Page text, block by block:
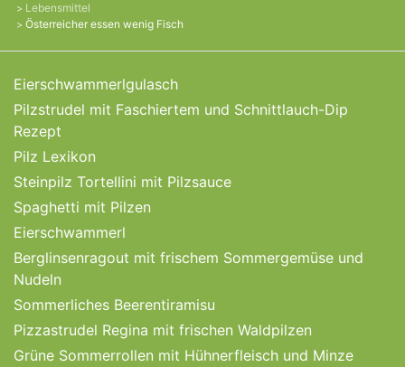
Lebensmittel
Österreicher essen wenig Fisch
Eierschwammerlgulasch
Pilzstrudel mit Faschiertem und Schnittlauch-Dip
Rezept
Pilz Lexikon
Steinpilz Tortellini mit Pilzsauce
Spaghetti mit Pilzen
Eierschwammerl
Berglinsenragout mit frischem Sommergemüse und
Nudeln
Sommerliches Beerentiramisu
Pizzastrudel Regina mit frischen Waldpilzen
Grüne Sommerrollen mit Hühnerfleisch und Minze